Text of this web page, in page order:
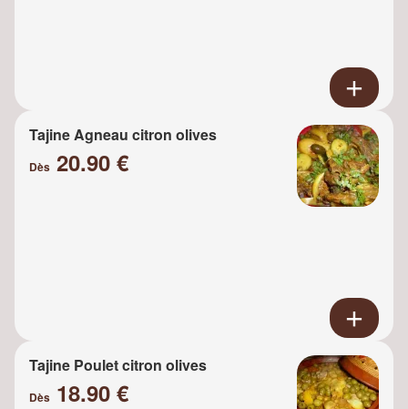
Tajine Agneau citron olives
Dès 20.90 €
Tajine Poulet citron olives
Dès 18.90 €